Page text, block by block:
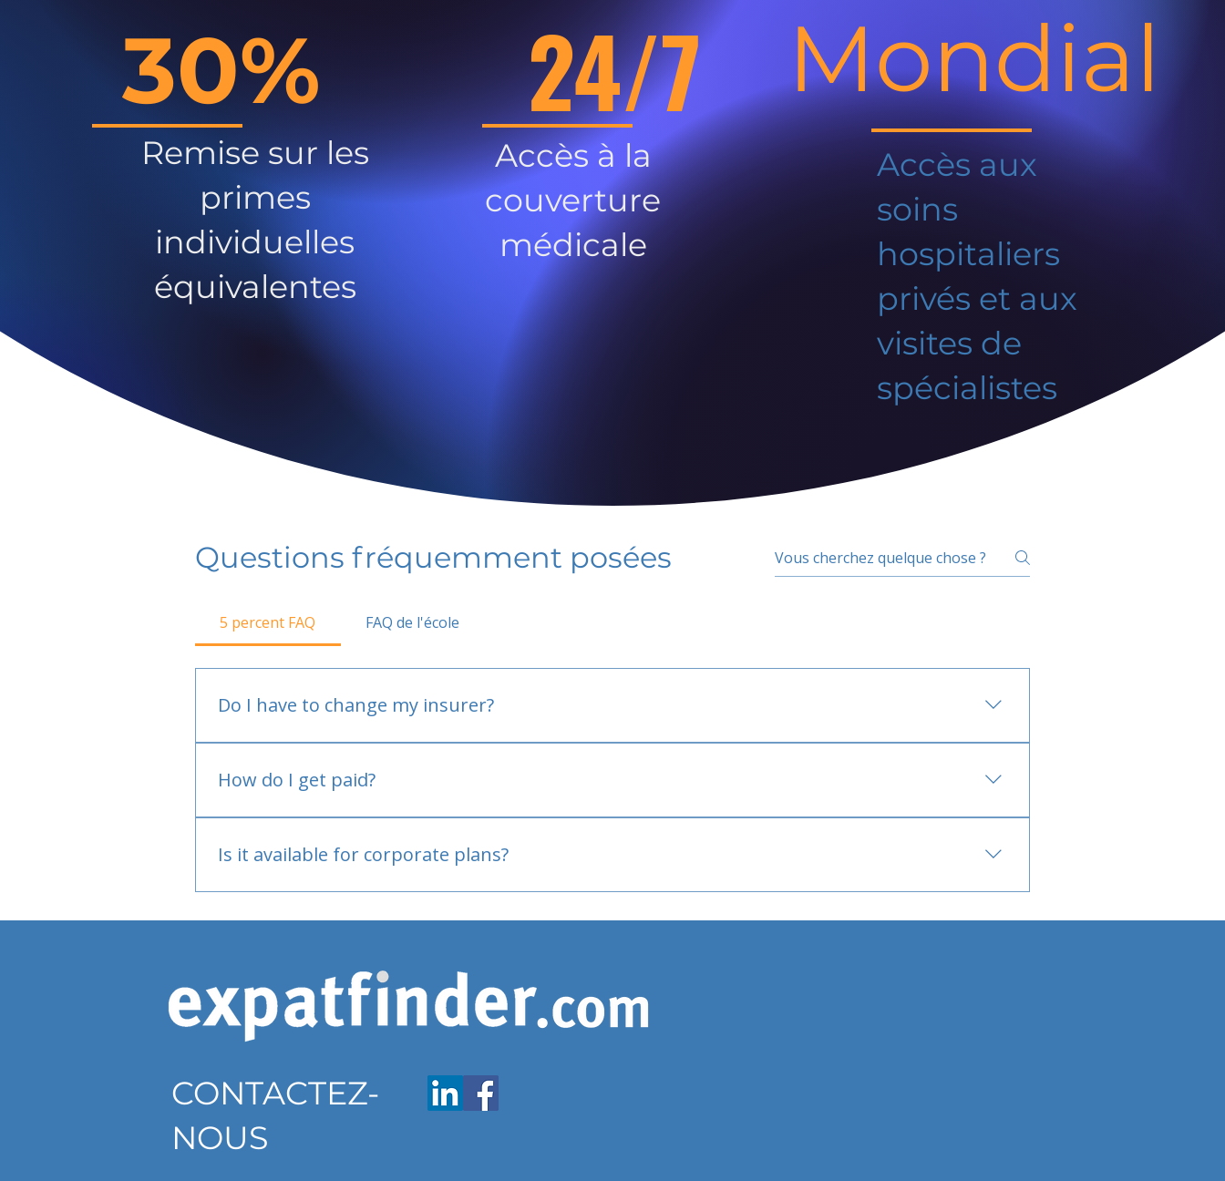
30%
Remise sur les
primes
individuelles
équivalentes
24/7
Accès à la
couverture
médicale
Mondial
Accès aux
soins
hospitaliers
privés et aux
visites de
spécialistes
Questions fréquemment posées
5 percent FAQ FAQ de l'école
Do I have to change my insurer?
How do I get paid?
Is it available for corporate plans?
CONTACTEZ-
NOUS